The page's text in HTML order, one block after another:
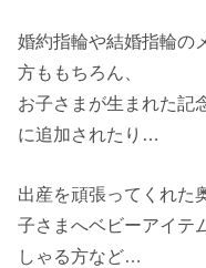
婚約指輪や結婚指輪の
方ももちろん、
お子さまが生まれた記
に追加されたり…
出産を頑張ってくれた
子さまへベビーアイテ
しゃる方など…